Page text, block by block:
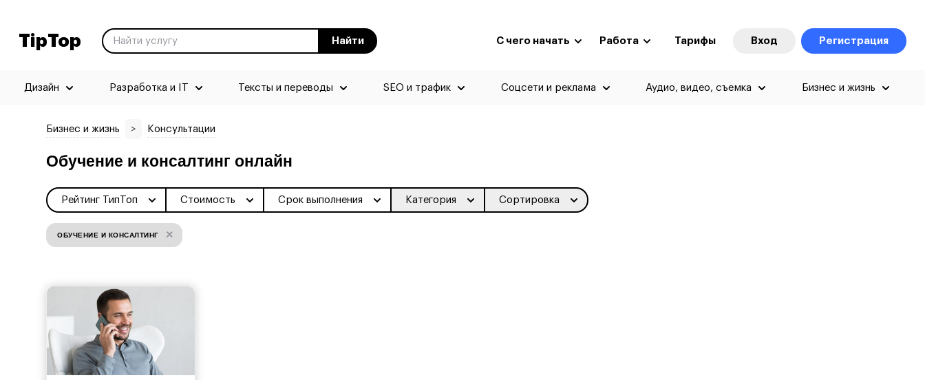
TipTop Найти С чего начать Работа Тарифы Вход Регистрация
Дизайн Разработка и IT Тексты и переводы SEO и трафик Соцсети и реклама Аудио, видео, съемка Бизнес и жизнь
Бизнес и жизнь > Консультации
Обучение и консалтинг онлайн
Рейтинг ТипТоп Стоимость Срок выполнения Категория Сортировка
ОБУЧЕНИЕ И КОНСАЛТИНГ ×